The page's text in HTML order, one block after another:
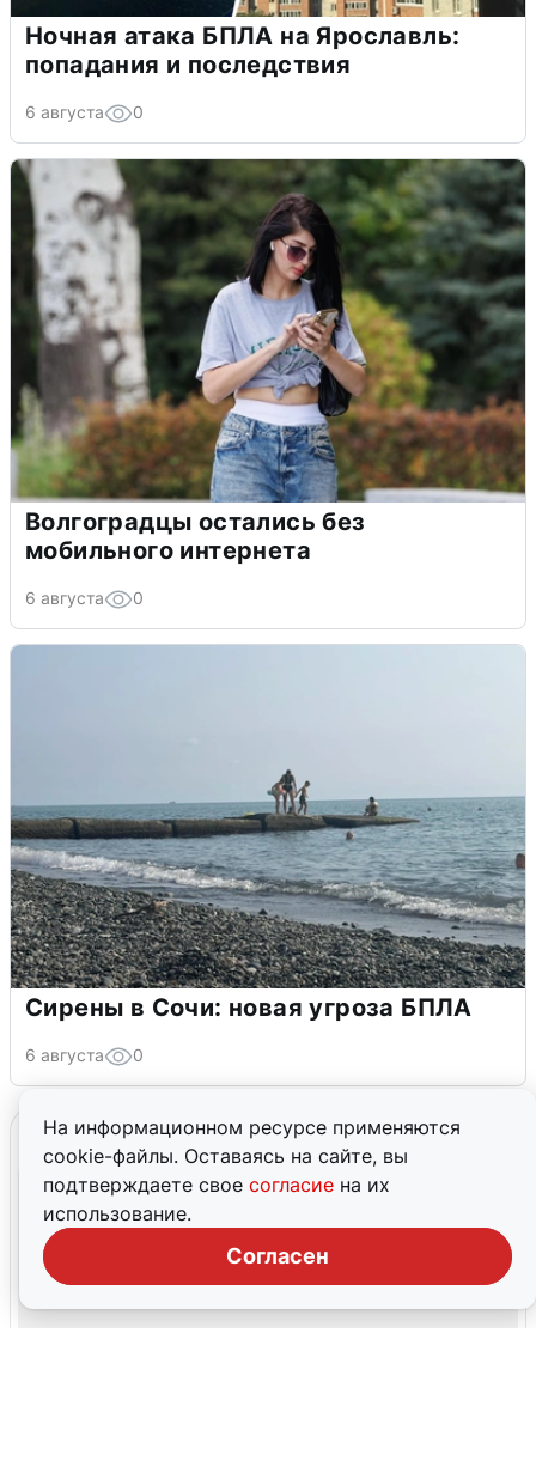
На информационном ресурсе применяются
cookie-файлы. Оставаясь на сайте, вы
подтверждаете свое согласие на их
использование.
Согласен
Ночная атака БПЛА на Ярославль:
попадания и последствия
6 августа 0
Волгоградцы остались без
мобильного интернета
6 августа 0
Сирены в Сочи: новая угроза БПЛА
6 августа 0